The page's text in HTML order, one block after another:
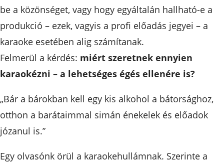
be a közönséget, vagy hogy egyáltalán hallható-e a
produkció – ezek, vagyis a profi előadás jegyei – a
karaoke esetében alig számítanak.
Felmerül a kérdés: miért szeretnek ennyien
karaokézni – a lehetséges égés ellenére is?
„Bár a bárokban kell egy kis alkohol a bátorsághoz,
otthon a barátaimmal simán énekelek és előadok
józanul is.”
Egy olvasónk örül a karaokehullámnak. Szerinte a